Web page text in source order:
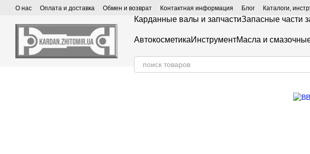
Перейти к основному контенту
О нас Оплата и доставка Обмен и возврат Контактная информация Блог Каталоги,
Карданные валы и запчастиЗапасные части
АвтокосметикаИнструментМасла и